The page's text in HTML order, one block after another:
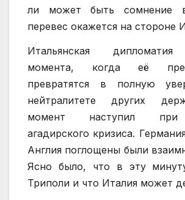
ли может быть сомнение
перевес окажется на стороне
Итальянская
момента, когда её
превратятся в полную
нейтралитете других
момент наступил при
агадирского кризиса.
Англия поглощены были
Ясно было, что в эту
Триполи и что Италия может